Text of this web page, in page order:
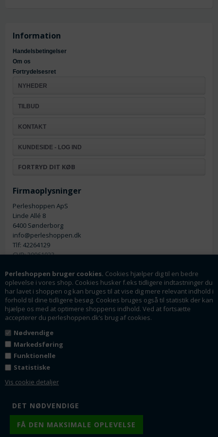
Perleshoppen bruger cookies. Cookies hjælper dig til en bedre
oplevelse i vores shop. Cookies husker f.eks tidligere indtastninger du
har lavet i shoppen og kan bruges til at vise dig mere relevant indhold i
forhold til dine tidligere besøg. Cookies bruges også til statistik der kan
hjælpe os med at optimere shoppens indhold. Ved at fortsætte
accepterer du perleshoppen.dk’s brug af cookies.
Nødvendige
Markedsføring
Funktionelle
Statistiske
Vis cookie detaljer
Information
Handelsbetingelser
Om os
Fortrydelsesret
NYHEDER
TILBUD
KONTAKT
KUNDESIDE - LOG IND
FORTRYD DIT KØB
Firmaoplysninger
Perleshoppen ApS
Linde Allé 8
6400 Sønderborg
info@perleshoppen.dk
Tlf: 42264129
CVR: 39061023
Nyhedsmail